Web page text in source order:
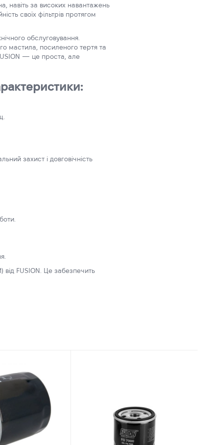
навіть за високих навантажень
своїх фільтрів протягом
обслуговування.
мастила, посиленого тертя та
— це проста, але
захист і довговічність
FUSION. Це забезпечить